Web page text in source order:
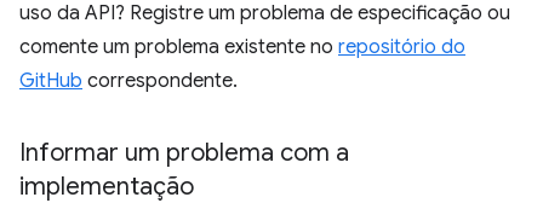
uso da API? Registre um problema de especificação ou
comente um problema existente no repositório do
GitHub correspondente.
Informar um problema com a
implementação